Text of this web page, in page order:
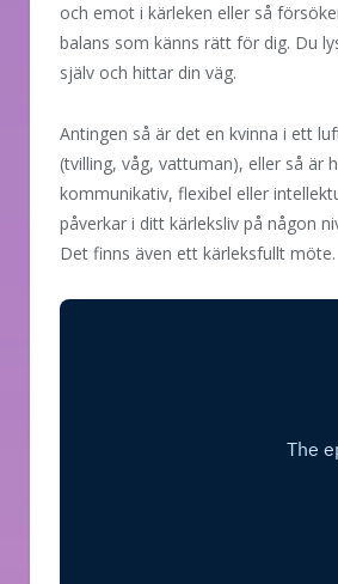
och emot i kärleken eller så
balans som känns rätt för dig. Du
själv och hittar din väg.
Antingen så är det en kvinna i ett
(tvilling, våg, vattuman), eller så är
kommunikativ, flexibel eller
påverkar i ditt kärleksliv på någon
Det finns även ett kärleksfullt möte.